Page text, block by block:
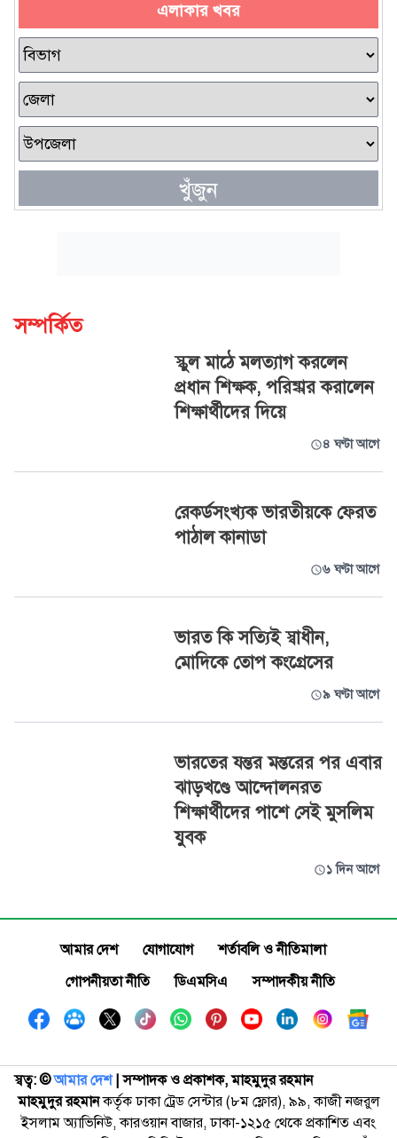
এলাকার খবর
খুঁজুন
সম্পর্কিত
স্কুল মাঠে মলত্যাগ করলেন
প্রধান শিক্ষক, পরিষ্কার করালেন
শিক্ষার্থীদের দিয়ে
৪ ঘণ্টা আগে
রেকর্ডসংখ্যক ভারতীয়কে ফেরত
পাঠাল কানাডা
৬ ঘণ্টা আগে
ভারত কি সত্যিই স্বাধীন,
মোদিকে তোপ কংগ্রেসের
৯ ঘণ্টা আগে
ভারতের যন্তর মন্তরের পর এবার
ঝাড়খণ্ডে আন্দোলনরত
শিক্ষার্থীদের পাশে সেই মুসলিম
যুবক
১ দিন আগে
আমার দেশ যোগাযোগ
শর্তাবলি ও নীতিমালা
গোপনীয়তা নীতি
ডিএমসিএ সম্পাদকীয় নীতি
স্বত্ব: ©️আমার দেশ| সম্পাদক ও প্রকাশক, মাহমুদুর রহমান
মাহমুদুর রহমানকর্তৃক ঢাকা ট্রেড সেন্টার (৮ম ফ্লোর), ৯৯, কাজী নজরুল
ইসলাম অ্যাভিনিউ, কারওয়ান বাজার, ঢাকা-১২১৫ থেকে প্রকাশিত এবং